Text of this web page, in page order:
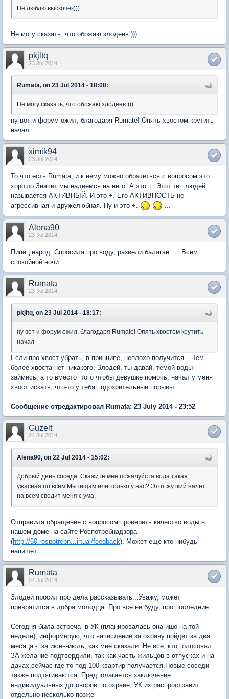
Не люблю выскочек)))
Не могу сказать, что обожаю злодеев )))
pkjltq
23 Jul 2014
Rumata, on 23 Jul 2014 - 18:08:
Не могу сказать, что обожаю злодеев )))
ну вот и форум ожил, благодаря Rumate! Опять хвостом крутить
начал
ximik94
23 Jul 2014
То,что есть Rumata, и к нему можно обратиться с вопросом это
хорошо.Значит мы надеемся на него. А это +. Этот тип людей
называется АКТИВНЫЙ. И это +. Его АКТИВНОСТЬ не
агрессивная и дружелюбная. Ну и это +.
Alena90
23 Jul 2014
Пипец народ. Спросила про воду, развели балаган .... Всем
спокойной ночи
Rumata
23 Jul 2014
pkjltq, on 23 Jul 2014 - 18:17:
ну вот и форум ожил, благодаря Rumate! Опять хвостом крутить
начал
Если про хвост убрать, в принципе, неплохо получится... Тем
более хвоста нет никакого. Злодей, ты давай, темой воды
займись, а то вместо того чтобы девушке помочь, начал у меня
хвост искать, что-то у тебя подозрительные порывы
Сообщение отредактировал Rumata: 23 July 2014 - 23:52
Guzelt
24 Jul 2014
Alena90, on 22 Jul 2014 - 15:02:
Добрый день соседи. Скажите мне пожалуйста вода такая
ужасная по всем Мытищам или только у нас? Этот жуткий налет
на всем сводит меня с ума.
Отправила обращение с вопросом проверить качество воды в
нашем доме на сайте Роспотребнадзора
(http://50.rospotrebn...irtual/feedback). Может еще кто-нибудь
напишет....
Rumata
24 Jul 2014
Злодей просил про дела рассказывать...Уважу, может
превратится в добра молодца. Про все не буду, про последние...
Сегодня была встреча в УК (планировалась она ишо на той
неделе), информирую, что начисление за охрану пойдет за два
месяца - за июнь-июль, как мне сказали. Не все, кто голосовал
ЗА желание подтвердили, так как часть жильцов в отпусках и на
дачах,сейчас где-то под 100 квартир получается.Новые соседи
также подтягиваются. Предполагается заключение
индивидуальных договоров по охране, УК их распространит
отдельно несколько позже